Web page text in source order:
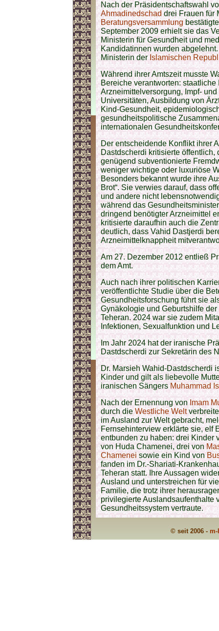
Nach der Präsidentschaftswahl
Ahmadinedschaddrei Frauen für
Beratungsversammlung
September 2009 erhielt sie das
Ministerin für Gesundheit und
Kandidatinnen wurden
Ministerin derIslamischen
Während ihrer Amtszeit musste
Bereiche verantworten:
Arzneimittelversorgung, Impf-
Universitäten, Ausbildung von
Kind-Gesundheit,
gesundheitspolitische
internationalen
Der entscheidende Konflikt ihrer
Dastdscherdi kritisierte öffentlich,
genügend subventionierte
weniger wichtige oder luxuriöse
Besonders bekannt wurde ihre
Brot“. Sie verwies darauf, dass
und andere nicht
während das
dringend benötigter Arzneimittel
kritisierte daraufhin auch die
deutlich, dass Vahid Dastjerdi
Arzneimittelknappheit
Am 27. Dezember 2012 entließ
dem Amt.
Auch nach ihrer politischen
veröffentlichte Studie über die
Gesundheitsforschung führt sie
Gynäkologie und Geburtshilfe
Teheran. 2024 war sie zudem
Infektionen, Sexualfunktion und
Im Jahr 2024 hat der iranische
Dastdscherdi zur Sekretärin des
Dr. Marsieh Wahid-Dastdscherdi
Kinder und gilt als liebevolle
iranischen SängersMuhammad
Nach der Ernennung vonImam
durch dieWestliche Welt
im Ausland zur Welt gebracht,
Fernsehinterview erklärte sie, elf
entbunden zu haben: drei Kinder
von Huda Chamenei, drei von
Chameneisowie ein Kind von
fanden im Dr.-Shariati-
Teheran statt. Ihre Aussagen
Ausland und unterstreichen für
Familie, die trotz ihrer
privilegierte Auslandsaufenthalte
Gesundheitssystem vertraute.
© seit 2006 -